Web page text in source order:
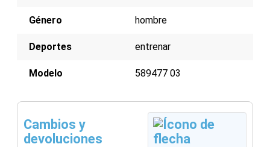
Género hombre
Deportes entrenar
Modelo 589477 03
Cambios y
devoluciones